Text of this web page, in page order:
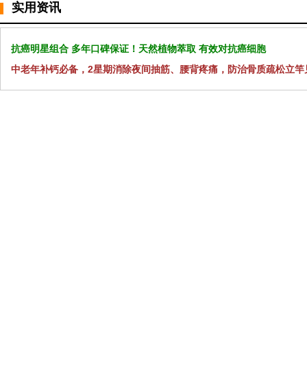
实用资讯
抗癌明星组合 多年口碑保证！天然植物萃取 有效对抗癌细胞
中老年补钙必备，2星期消除夜间抽筋、腰背疼痛，防治骨质疏松立竿